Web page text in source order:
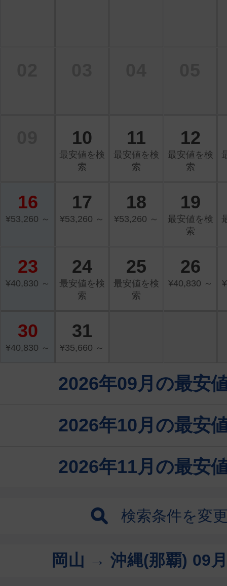
10
最安値を検
索
11
最安値を検
索
12
最安値を検
索
16
¥53,260 ～
17
¥53,260 ～
18
¥53,260 ～
19
最安値を検
索
23
¥40,830 ～
24
最安値を検
索
25
最安値を検
索
26
¥40,830 ～
30
¥40,830 ～
31
¥35,660 ～
2026年09月の最安
2026年10月の最安
2026年11月の最安
検索条件を変
岡山 → 沖縄(那覇) 09